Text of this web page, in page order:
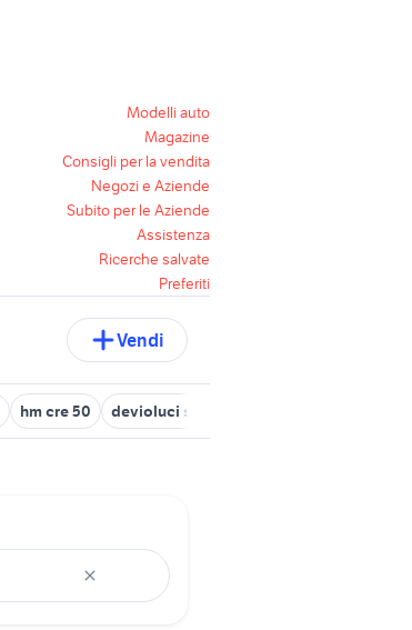
Modelli auto
Magazine
Consigli per la vendita
Negozi e Aziende
Subito per le Aziende
Assistenza
Ricerche salvate
Preferiti
Vendi
hm cre 50 devioluci smart fortwo 450